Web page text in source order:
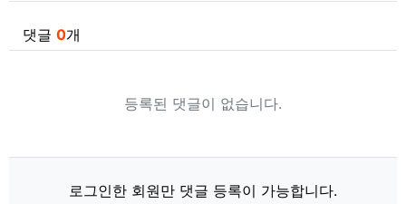
댓글 0개
등록된 댓글이 없습니다.
로그인한 회원만 댓글 등록이 가능합니다.